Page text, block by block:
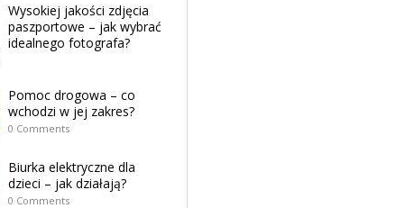
Wysokiej jakości zdjęcia
paszportowe – jak wybrać
idealnego fotografa?
Pomoc drogowa – co
wchodzi w jej zakres?
0 Comments
Biurka elektryczne dla
dzieci – jak działają?
0 Comments